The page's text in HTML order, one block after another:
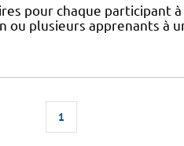
pour chaque participant
ou plusieurs apprenants à
1